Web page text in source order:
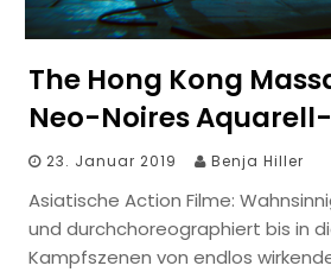
The Hong Kong
Neo-Noires
23. Januar 2019 Benja Hiller
Asiatische Action Filme:
und durchchoreographiert bis in
Kampfszenen von endlos